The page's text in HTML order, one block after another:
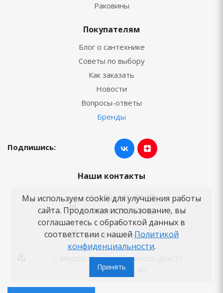
Раковины
Покупателям
Блог о сантехнике
Советы по выбору
Как заказать
Новости
Вопросы-ответы
Бренды
Подпишись:
Наши контакты
+7 (495) 125-80-77
+7 (926) 282-55-05
shop@vannabest.ru
г. Москва, Пятницкое шоссе, дом 21,
помещение 40
Мы используем cookie для улучшения работы
сайта. Продолжая использование, вы
соглашаетесь с обработкой данных в
соответствии с нашей Политикой
конфиденциальности.
Принять